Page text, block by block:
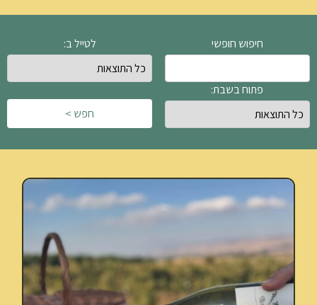
חיפוש חופשי לטייל ב:
פתוח בשבת:
חפש >